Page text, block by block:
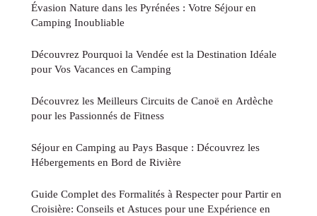
Évasion Nature dans les Pyrénées : Votre Séjour en
Camping Inoubliable
Découvrez Pourquoi la Vendée est la Destination Idéale
pour Vos Vacances en Camping
Découvrez les Meilleurs Circuits de Canoë en Ardèche
pour les Passionnés de Fitness
Séjour en Camping au Pays Basque : Découvrez les
Hébergements en Bord de Rivière
Guide Complet des Formalités à Respecter pour Partir en
Croisière: Conseils et Astuces pour une Expérience en